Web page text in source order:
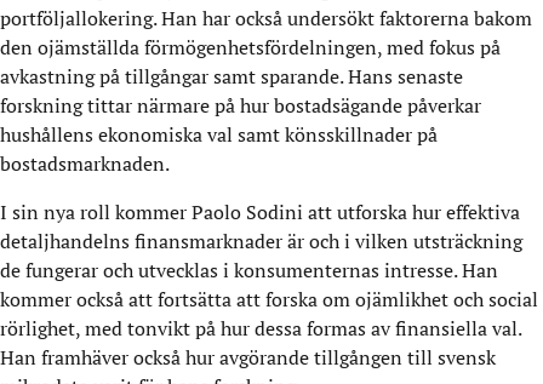
portföljallokering. Han har också undersökt faktorerna bakom
den ojämställda förmögenhetsfördelningen, med fokus på
avkastning på tillgångar samt sparande. Hans senaste
forskning tittar närmare på hur bostadsägande påverkar
hushållens ekonomiska val samt könsskillnader på
bostadsmarknaden.
I sin nya roll kommer Paolo Sodini att utforska hur effektiva
detaljhandelns finansmarknader är och i vilken utsträckning
de fungerar och utvecklas i konsumenternas intresse. Han
kommer också att fortsätta att forska om ojämlikhet och social
rörlighet, med tonvikt på hur dessa formas av finansiella val.
Han framhäver också hur avgörande tillgången till svensk